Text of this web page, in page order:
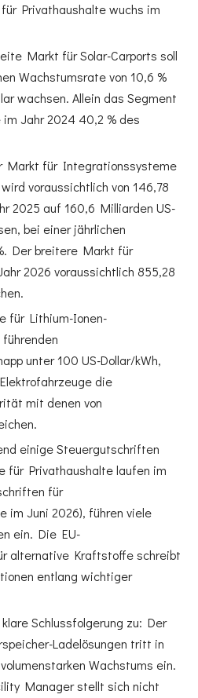
Privathaushalte wuchs im
Markt für Solar-Carports soll
Wachstumsrate von 10,6 %
wachsen. Allein das Segment
Jahr 2024 40,2 % des
Markt für Integrationssysteme
voraussichtlich von 146,78
2025 auf 160,6 Milliarden US-
bei einer jährlichen
Der breitere Markt für
2026 voraussichtlich 855,28
für Lithium-Ionen-
unter 100 US-Dollar/kWh,
die
mit denen von
einige Steuergutschriften
für Privathaushalte laufen im
für
im Juni 2026), führen viele
ein. Die EU-
alternative Kraftstoffe schreibt
entlang wichtiger
Schlussfolgerung zu: Der
Ladelösungen tritt in
Wachstums ein.
Manager stellt sich nicht